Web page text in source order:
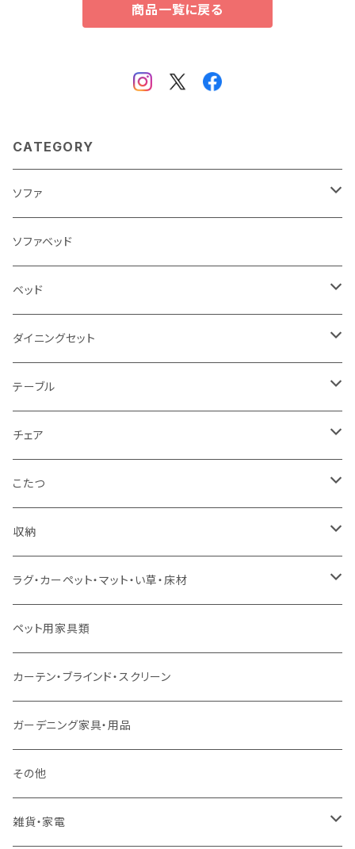
商品一覧に戻る
CATEGORY
ソファ
3人掛け
2.5人掛け
2人掛け
1人掛け
カウチソファ
コーナーソファ
ソファセット
スツール・オットマン
ソファ付属品
クッション・座椅子
ソファベッド
ベッド
シングルサイズ以下（フレームのみ）
セミダブルサイズ（フレームのみ）
ダブルサイズ（フレームのみ）
ワイドダブルサイズ以上（フレームのみ）
シングルサイズ以下（マットレス付）
セミダブルサイズ（マットレス付）
ダブルサイズ（マットレス付）
ダブルサイズ以上（マットレス付）
ロフトベッド
二段ベッド
マットレス
ダイニングセット
ダイニング3点セット以下
ダイニング4点セット
ダイニング5点・6点セット
ダイニング7点セット以上
テーブル
センターテーブル
ダイニングテーブル
カウンターテーブル
リフティングテーブル
サイドテーブル・コーヒーテーブル
デスク
チェア
ダイニングチェア
カウンターチェア
キッズチェア
オフィスチェア・ゲーミングチェア
ダイニングベンチ・スツール
こたつ
こたつテーブル
こたつ布団
コタツ・布団セット
収納
本棚・シェルフ
食器棚・収納庫
レンジ台・カウンター
ラック
TVボード
キャビネット・飾り棚
ラグ・カーペット・マット・い草・床材
マット・フロアタイル
ラグ
カーペット
ペット用家具類
カーテン・ブラインド・スクリーン
ガーデニング家具・用品
その他
雑貨・家電